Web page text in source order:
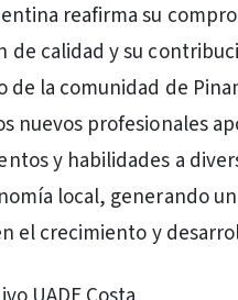
reafirma su
de calidad y su
de la comunidad de
nuevos profesionales
y habilidades a
local, generando
el crecimiento y